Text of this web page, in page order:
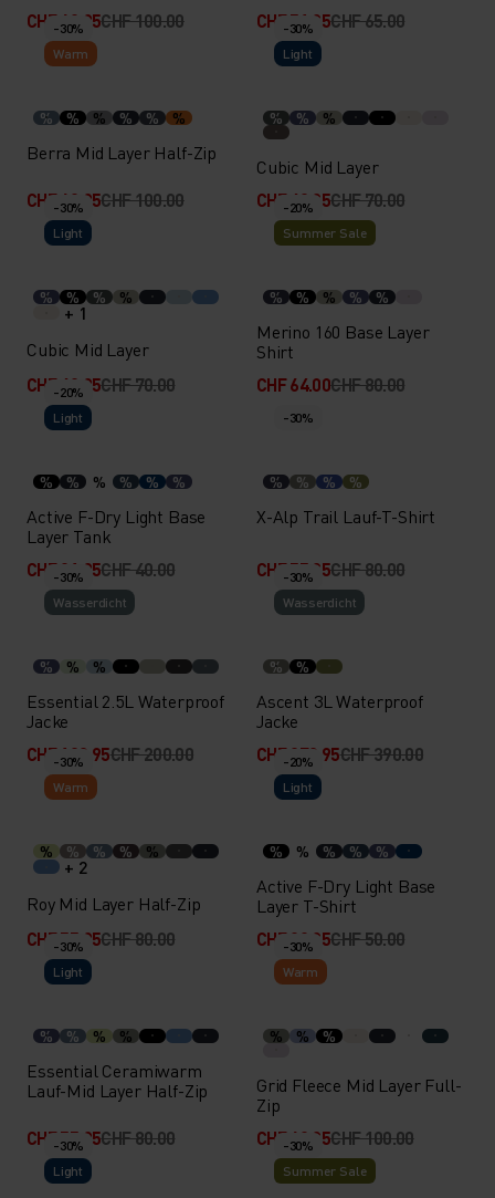
CHF 69.95CHF 100.00
CHF 51.95CHF 65.00
-30%
Warm
% % % % % %
Berra Mid Layer Half-Zip
CHF 69.95CHF 100.00
-30%
Light
% % %
Cubic Mid Layer
CHF 48.95CHF 70.00
-30%
Light
% % % %
+ 1
Cubic Mid Layer
CHF 48.95CHF 70.00
-20%
Summer Sale
% % % % %
Merino 160 Base Layer
Shirt
CHF 64.00CHF 80.00
-20%
Light
% % % % % %
Active F-Dry Light Base
Layer Tank
CHF 31.95CHF 40.00
-30%
% % % %
X-Alp Trail Lauf-T-Shirt
CHF 55.95CHF 80.00
-30%
Wasserdicht
% % %
Essential 2.5L Waterproof
Jacke
CHF 139.95CHF 200.00
-30%
Wasserdicht
% %
Ascent 3L Waterproof
Jacke
CHF 272.95CHF 390.00
-30%
Warm
% % % % %
+ 2
Roy Mid Layer Half-Zip
CHF 55.95CHF 80.00
-20%
Light
% % % % %
Active F-Dry Light Base
Layer T-Shirt
CHF 39.95CHF 50.00
-30%
Light
% % % %
Essential Ceramiwarm
Lauf-Mid Layer Half-Zip
CHF 55.95CHF 80.00
-30%
Warm
% % %
Grid Fleece Mid Layer Full-
Zip
CHF 69.95CHF 100.00
-30%
Light
-30%
Summer Sale